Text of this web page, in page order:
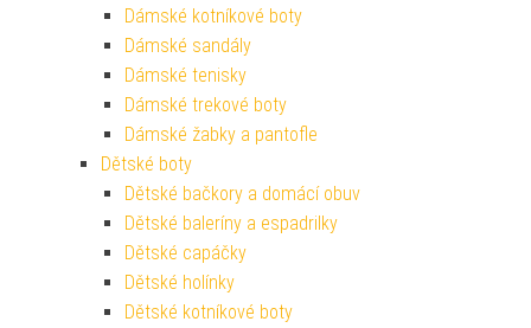
Dámské kotníkové boty
Dámské sandály
Dámské tenisky
Dámské trekové boty
Dámské žabky a pantofle
Dětské boty
Dětské bačkory a domácí obuv
Dětské baleríny a espadrilky
Dětské capáčky
Dětské holínky
Dětské kotníkové boty